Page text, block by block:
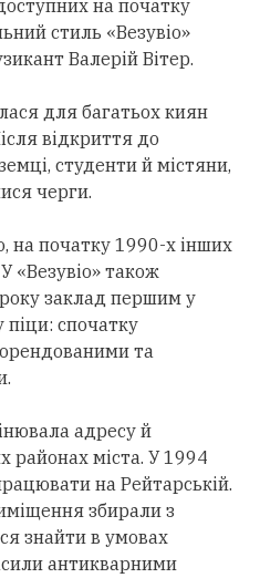
на початку
стиль «Везувіо»
Валерій Вітер.
для багатьох киян
відкриття до
студенти й містяни,
черги.
на початку 1990-х інших
«Везувіо» також
заклад першим у
піци: спочатку
та
адресу й
районах міста. У 1994
на Рейтарській.
збирали з
знайти в умовах
антикварними